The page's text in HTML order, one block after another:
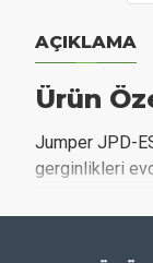
AÇIKLAMA
Ürün
Jumper JPD-
gerginlikleri
3'ü 1